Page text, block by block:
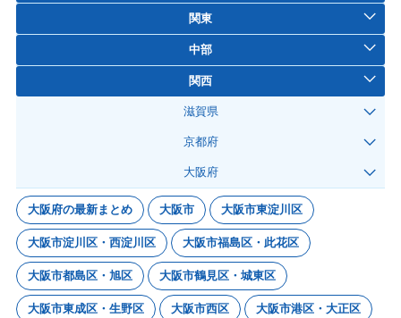
関東
中部
関西
滋賀県
京都府
大阪府
大阪府の最新まとめ 大阪市 大阪市東淀川区
大阪市淀川区・西淀川区 大阪市福島区・此花区
大阪市都島区・旭区 大阪市鶴見区・城東区
大阪市東成区・生野区 大阪市西区 大阪市港区・大正区